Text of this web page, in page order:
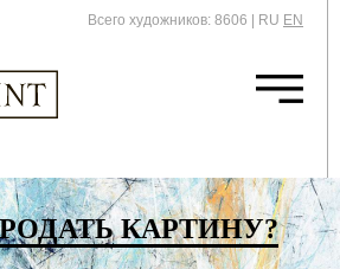
Всего художников: 8606 RU EN
КАРТИНУ?